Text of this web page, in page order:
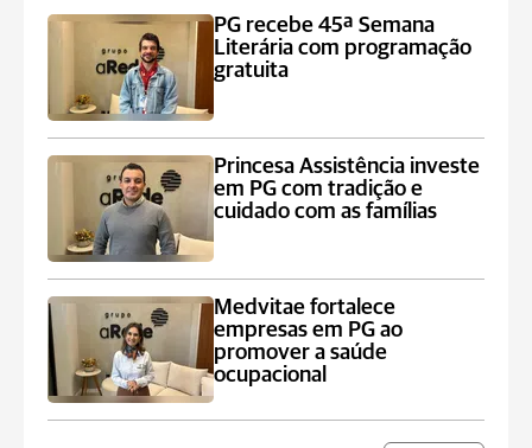
PG recebe 45ª Semana
Literária com programação
gratuita
Princesa Assistência investe
em PG com tradição e
cuidado com as famílias
Medvitae fortalece
empresas em PG ao
promover a saúde
ocupacional